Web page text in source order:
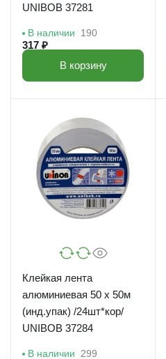
UNIBOB 37281
В наличии 190
317 ₽
В корзину
Клейкая лента
алюминиевая 50 х 50м
(инд.упак) /24шт*кор/
UNIBOB 37284
В наличии 299